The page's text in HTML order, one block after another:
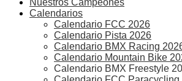
Nuestros Campeones
Calendarios
Calendario FCC 2026
Calendario Pista 2026
Calendario BMX Racing
Calendario Mountain Bike
Calendario BMX Freestyle